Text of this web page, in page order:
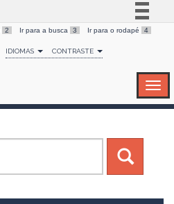
Simplifique!
Comunica BR
Canais
2 Ir para a busca 3 Ir para o rodapé 4
IDIOMAS CONTRASTE